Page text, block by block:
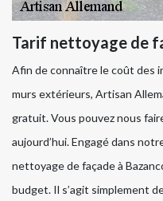
Tarif nettoyage de
Afin de connaître le coût des
murs extérieurs, Artisan
gratuit. Vous pouvez nous
aujourd’hui. Engagé dans
nettoyage de façade à
budget. Il s’agit simplement